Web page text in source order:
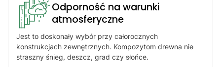
Odporność na warunki
atmosferyczne​
Jest to doskonały wybór przy całorocznych
konstrukcjach zewnętrznych. Kompozytom drewna nie
straszny śnieg, deszcz, grad czy słońce.